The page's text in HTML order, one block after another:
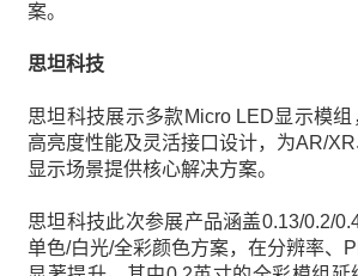
案。
思坦科技
思坦科技展示多款Micro LED显示模组
高亮度性能及灵活接口设计，为AR/
显示场景提供核心解决方案。
思坦科技此次参展产品涵盖0.13/0.2/
单色/白光/全彩颜色方案，在分辨率、